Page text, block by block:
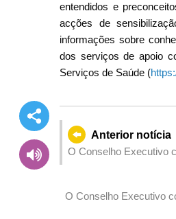
entendidos e
acções de
informações sobre
dos serviços de apoio
Serviços de Saúde (
Anterior notícia
O Conselho Executivo
O Conselho Executivo